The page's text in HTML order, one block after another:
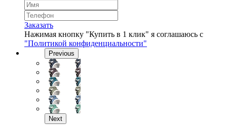
Заказать
Нажимая кнопку "Купить в 1 клик" я соглашаюсь с
"Политикой конфиденциальности"
Previous
Next